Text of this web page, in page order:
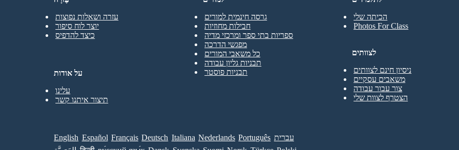
עזרה ושאלות נפוצות
יוצר לוח סיפור
כיצד להדפיס
הכיתה שלי
Photos For Class
גרסה חינמית למורים
חבילות מחוזיות
ספריות בתי ספר ומרכזי מדיה
מפגשי הדרכה
כל משאבי המורים
תבניות גליון עבודה
תבניות פוסטר
לצוותים
ניסיון חינם לצוותים
משאבים עסקיים
צור עבור עבודה
הצטרף לצוות שלי
על אודות
עלינו
תיצור איתנו קשר
English Español Français Deutsch Italiana Nederlands Português עברית